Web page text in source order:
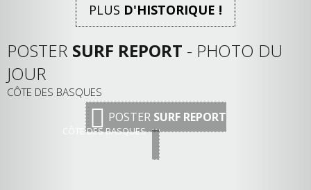
PLUS D'HISTORIQUE !
POSTER SURF REPORT - PHOTO DU
JOUR
CÔTE DES BASQUES
POSTER SURF REPORT
CÔTE DES BASQUES